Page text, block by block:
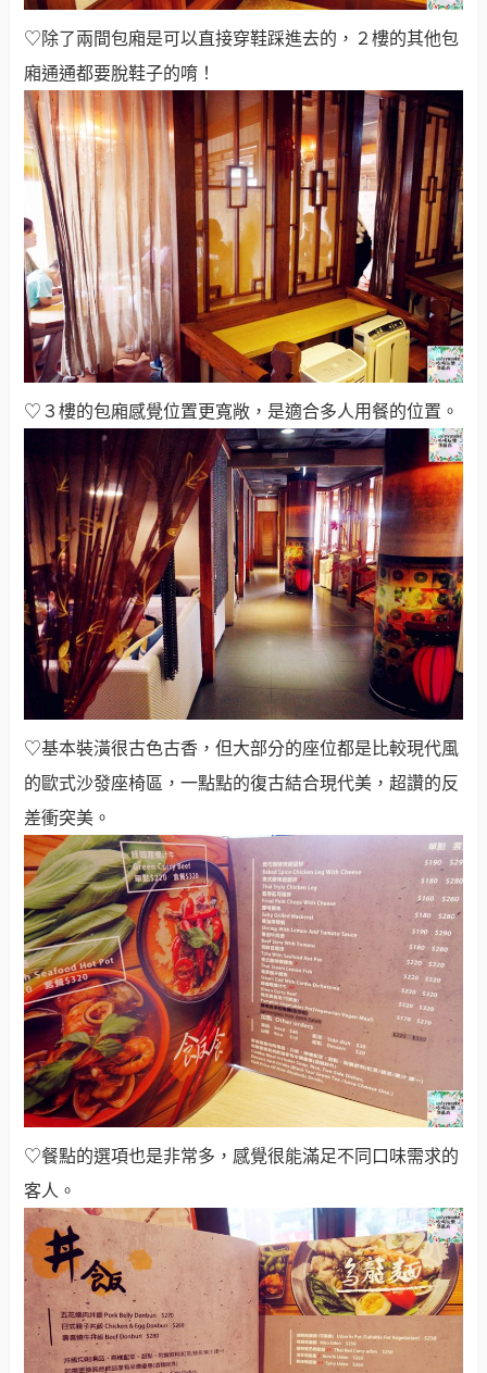
♡除了兩間包廂是可以直接穿鞋踩進去的，２樓的其他包
廂通通都要脫鞋子的唷！
♡３樓的包廂感覺位置更寬敞，是適合多人用餐的位置。
♡基本裝潢很古色古香，但大部分的座位都是比較現代風
的歐式沙發座椅區，一點點的復古結合現代美，超讚的反
差衝突美。
♡餐點的選項也是非常多，感覺很能滿足不同口味需求的
客人。